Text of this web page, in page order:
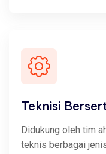
Teknisi
Didukung oleh tim
teknis berbagai